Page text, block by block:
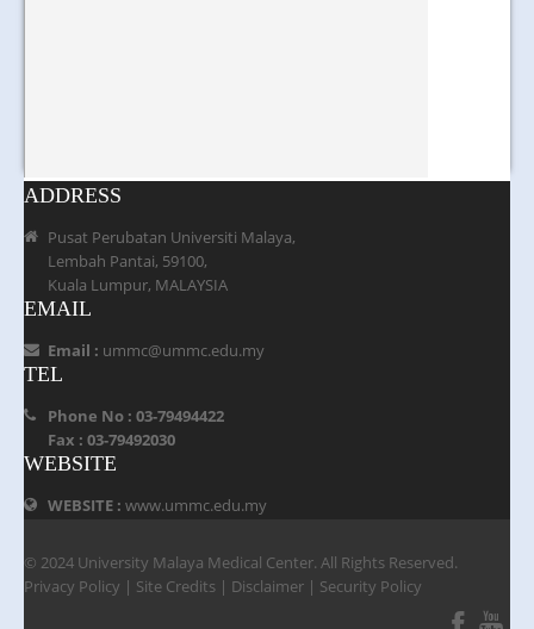
ADDRESS
Pusat Perubatan Universiti Malaya,
Lembah Pantai, 59100,
Kuala Lumpur, MALAYSIA
EMAIL
Email : ummc@ummc.edu.my
TEL
Phone No : 03-79494422
Fax : 03-79492030
WEBSITE
WEBSITE : www.ummc.edu.my
© 2024 University Malaya Medical Center. All Rights Reserved.
Privacy Policy | Site Credits | Disclaimer | Security Policy